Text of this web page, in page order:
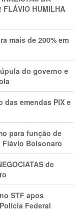
FLÁVIO HUMILHA
mais de 200% em
do governo e
das emendas PIX e
para função de
Bolsonaro
de
STF apos
Federal